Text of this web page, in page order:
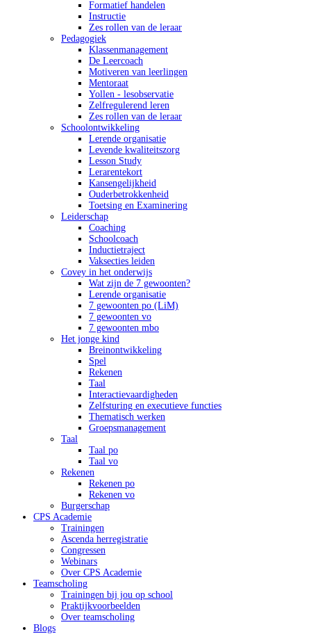
Formatief handelen
Instructie
Zes rollen van de leraar
Pedagogiek
Klassenmanagement
De Leercoach
Motiveren van leerlingen
Mentoraat
Yollen - lesobservatie
Zelfregulerend leren
Zes rollen van de leraar
Schoolontwikkeling
Lerende organisatie
Levende kwaliteitszorg
Lesson Study
Lerarentekort
Kansengelijkheid
Ouderbetrokkenheid
Toetsing en Examinering
Leiderschap
Coaching
Schoolcoach
Inductietraject
Vaksecties leiden
Covey in het onderwijs
Wat zijn de 7 gewoonten?
Lerende organisatie
7 gewoonten po (LiM)
7 gewoonten vo
7 gewoonten mbo
Het jonge kind
Breinontwikkeling
Spel
Rekenen
Taal
Interactievaardigheden
Zelfsturing en executieve functies
Thematisch werken
Groepsmanagement
Taal
Taal po
Taal vo
Rekenen
Rekenen po
Rekenen vo
Burgerschap
CPS Academie
Trainingen
Ascenda herregistratie
Congressen
Webinars
Over CPS Academie
Teamscholing
Trainingen bij jou op school
Praktijkvoorbeelden
Over teamscholing
Blogs